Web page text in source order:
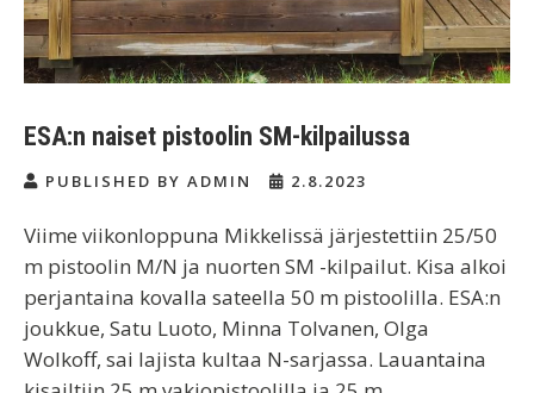
ESA:n naiset pistoolin SM-kilpailussa
PUBLISHED BY ADMIN 2.8.2023
Viime viikonloppuna Mikkelissä järjestettiin 25/50
m pistoolin M/N ja nuorten SM -kilpailut. Kisa alkoi
perjantaina kovalla sateella 50 m pistoolilla. ESA:n
joukkue, Satu Luoto, Minna Tolvanen, Olga
Wolkoff, sai lajista kultaa N-sarjassa. Lauantaina